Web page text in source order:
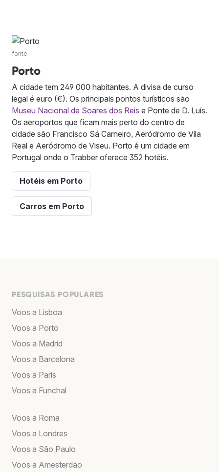
fonte
Porto
A cidade tem 249 000 habitantes. A divisa de curso
legal é euro (€). Os principais pontos turísticos são
Museu Nacional de Soares dos Reis e Ponte de D. Luís.
Os aeroportos que ficam mais perto do centro de
cidade são Francisco Sá Carneiro, Aeródromo de Vila
Real e Aeródromo de Viseu. Porto é um cidade em
Portugal onde o Trabber oferece 352 hotéis.
Hotéis em Porto
Carros em Porto
PESQUISAS POPULARES
Voos a Lisboa
Voos a Porto
Voos a Madrid
Voos a Barcelona
Voos a Paris
Voos a Funchal
Voos a Roma
Voos a Londres
Voos a São Paulo
Voos a Amesterdão